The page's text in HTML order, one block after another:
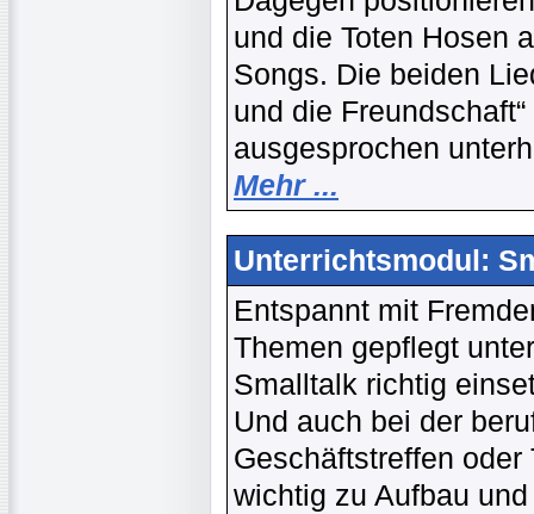
und die Toten Hosen
Songs. Die beiden
und die
ausgesprochen
Mehr ...
Unterrichtsmodul:
Entspannt mit
Themen gepflegt
Smalltalk richtig
Und auch bei der
Geschäftstreffen
wichtig zu Aufbau